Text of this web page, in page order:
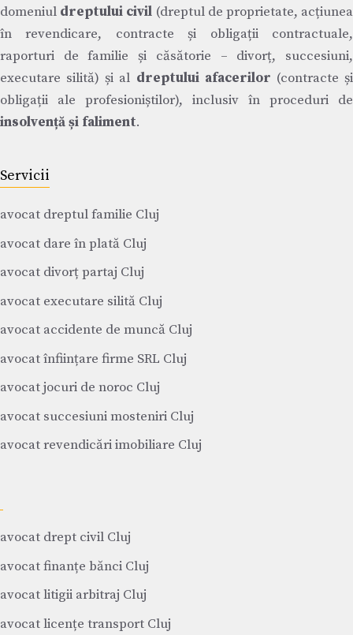
domeniul dreptului civil (dreptul de proprietate, acțiunea
în revendicare, contracte și obligații contractuale,
raporturi de familie și căsătorie – divorț, succesiuni,
executare silită) și al dreptului afacerilor (contracte și
obligații ale profesioniștilor), inclusiv în proceduri de
insolvență și faliment.
Servicii
avocat dreptul familie Cluj
avocat dare în plată Cluj
avocat divorț partaj Cluj
avocat executare silită Cluj
avocat accidente de muncă Cluj
avocat înființare firme SRL Cluj
avocat jocuri de noroc Cluj
avocat succesiuni mosteniri Cluj
avocat revendicări imobiliare Cluj
avocat drept civil Cluj
avocat finanțe bănci Cluj
avocat litigii arbitraj Cluj
avocat licențe transport Cluj